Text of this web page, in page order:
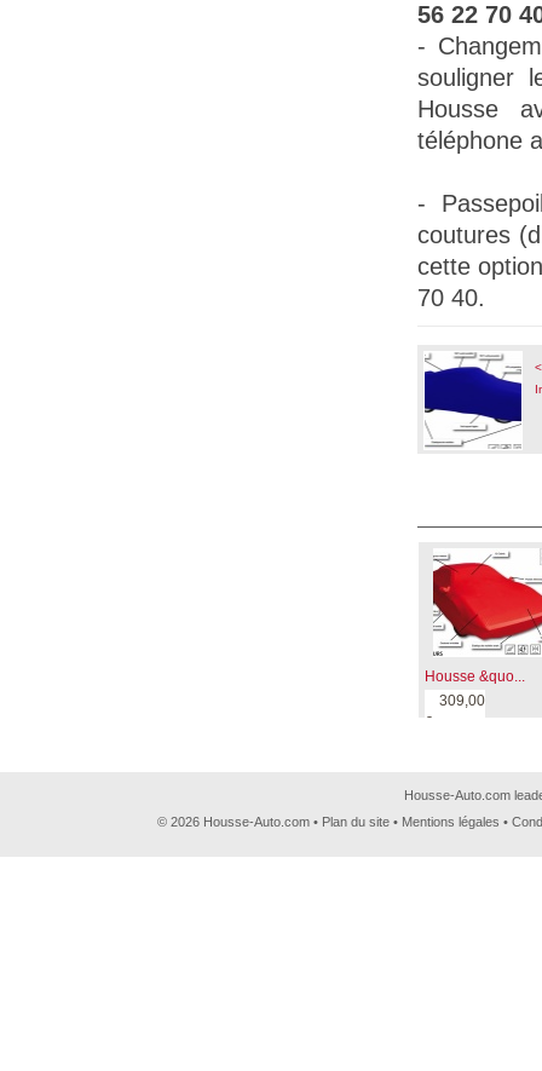
56 22 70
-
souligner
Housse
téléphone
-
coutures
cette
70 40.
Housse &quo...
309,00
€
Housse-Auto.com
© 2026 Housse-Auto.com • Plan du site • Mentions légales •